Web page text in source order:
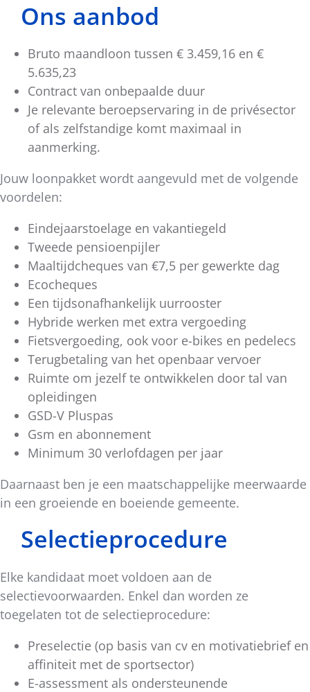
Ons aanbod
Bruto maandloon tussen € 3.459,16 en €
5.635,23
Contract van onbepaalde duur
Je relevante beroepservaring in de privésector
of als zelfstandige komt maximaal in
aanmerking.
Jouw loonpakket wordt aangevuld met de volgende
voordelen:
Eindejaarstoelage en vakantiegeld
Tweede pensioenpijler
Maaltijdcheques van €7,5 per gewerkte dag
Ecocheques
Een tijdsonafhankelijk uurrooster
Hybride werken met extra vergoeding
Fietsvergoeding, ook voor e-bikes en pedelecs
Terugbetaling van het openbaar vervoer
Ruimte om jezelf te ontwikkelen door tal van
opleidingen
GSD-V Pluspas
Gsm en abonnement
Minimum 30 verlofdagen per jaar
Daarnaast ben je een maatschappelijke meerwaarde
in een groeiende en boeiende gemeente.
Selectieprocedure
Elke kandidaat moet voldoen aan de
selectievoorwaarden. Enkel dan worden ze
toegelaten tot de selectieprocedure:
Preselectie (op basis van cv en motivatiebrief en
affiniteit met de sportsector)
E-assessment als ondersteunende